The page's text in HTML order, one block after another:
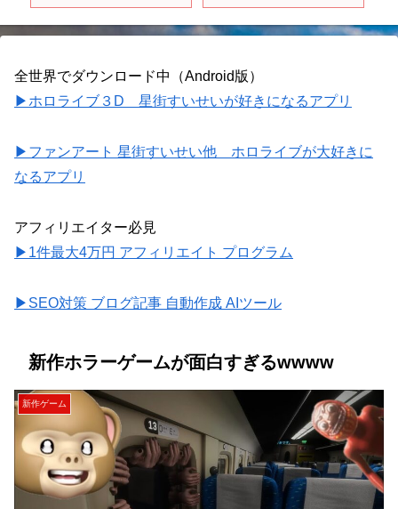
全世界でダウンロード中（Android版）
▶ホロライブ３D 星街すいせいが好きになるアプリ
▶ファンアート 星街すいせい他 ホロライブが大好きに
なるアプリ
アフィリエイター必見
▶1件最大4万円 アフィリエイト プログラム
▶SEO対策 ブログ記事 自動作成 AIツール
新作ホラーゲームが面白すぎるwwww
新作ゲーム